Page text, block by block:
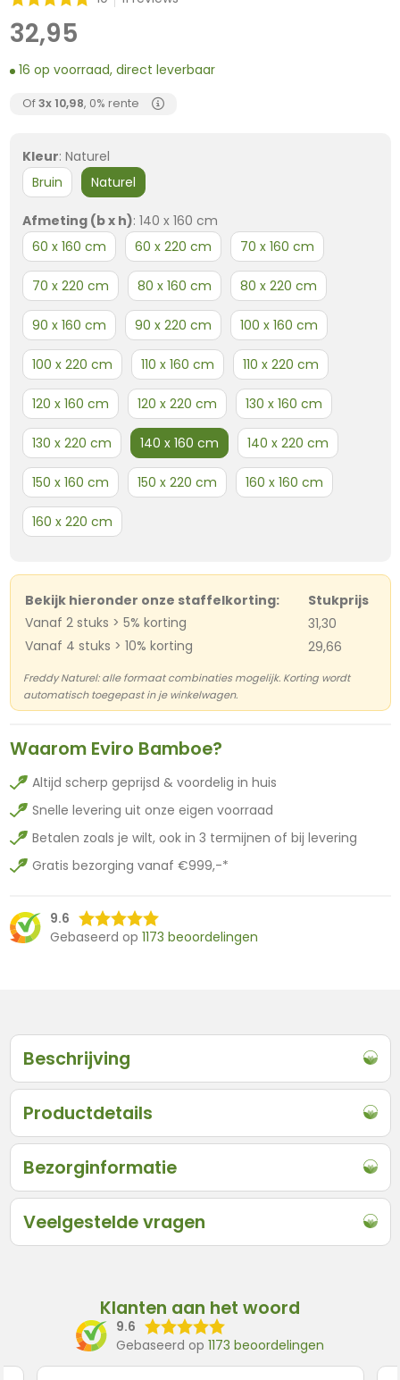
Of3x10,98, 0% rente
32,95
Kleur: Naturel
Bruin
Naturel
Afmeting (b x h): 140 x 160 cm
60 x 160 cm
60 x 220 cm 70 x 160 cm
70 x 220 cm 80 x 160 cm 80 x 220 cm
90 x 160 cm 90 x 220 cm 100 x 160 cm
100 x 220 cm 110 x 160 cm 110 x 220 cm
120 x 160 cm 120 x 220 cm 130 x 160 cm
130 x 220 cm 140 x 160 cm 140 x 220 cm
150 x 160 cm 150 x 220 cm 160 x 160 cm
160 x 220 cm
16 op voorraad, direct leverbaar
Bekijk hieronder onze staffelkorting:
Stukprijs
Vanaf 2 stuks > 5% korting
31,30
Vanaf 4 stuks > 10% korting
29,66
Freddy Naturel: alle formaat combinaties mogelijk. Korting wordt
automatisch toegepast in je winkelwagen.
Waarom Eviro Bamboe?
Altijd scherp geprijsd & voordelig in huis
Snelle levering uit onze eigen voorraad
Betalen zoals je wilt, ook in 3 termijnen of bij levering
Gratis bezorging vanaf €999,-*
9.6
Gebaseerd op 1173 beoordelingen
Beschrijving
Productdetails
Bezorginformatie
Veelgestelde vragen
Klanten aan het woord
9.6
Gebaseerd op 1173 beoordelingen